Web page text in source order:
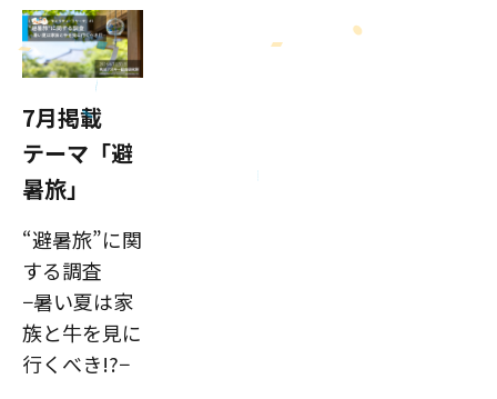
7月掲載
テーマ「避
暑旅」
“避暑旅”に関
する調査
−暑い夏は家
族と牛を見に
行くべき!?−